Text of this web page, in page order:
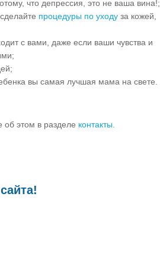
что депрессия, это не ваша вина!;
процедуры по уходу за кожей,
с вами, даже если ваши чувства и
вы самая лучшая мама на свете.
этом в разделе контакты.